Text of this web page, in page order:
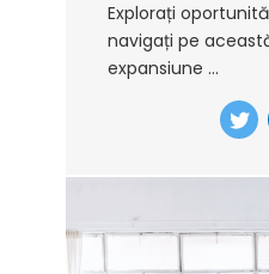
Explorați
navigați pe
expansiune ...